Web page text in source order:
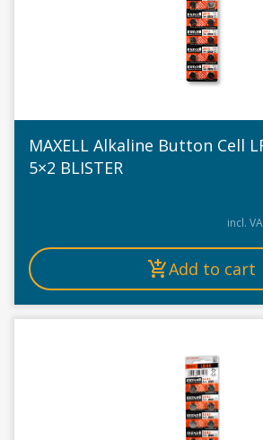
MAXELL Alkaline Button Cell
5×2 BLISTER
incl.
Add to cart